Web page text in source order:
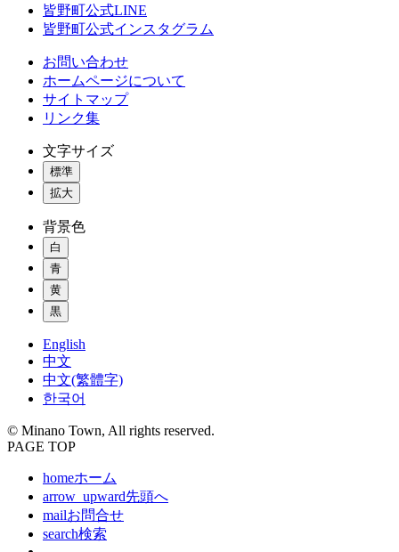
皆野町公式LINE
皆野町公式インスタグラム
お問い合わせ
ホームページについて
サイトマップ
リンク集
文字サイズ
標準
拡大
背景色
白
青
黄
黒
English
中文
中文(繁體字)
한국어
© Minano Town, All rights reserved.
PAGE TOP
homeホーム
arrow_upward先頭へ
mailお問合せ
search検索